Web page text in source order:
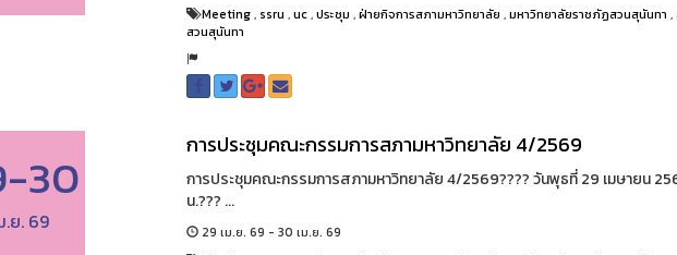
Meeting, ssru ,uc,ประชุม ,ฝ่ายกิจการสภามหาวิทยาลัย ,มหาวิทยาลัยราชภัฏสวนสุนันทา ,
สวนสุนันทา
30
.ย. 69
การประชุมคณะกรรมการสภามหาวิทยาลัย 4/2569
การประชุมคณะกรรมการสภามหาวิทยาลัย 4/2569????️ วันพุธที่ 29 เมษายน
น.??? ...
29 เม.ย. 69 - 30 เม.ย. 69